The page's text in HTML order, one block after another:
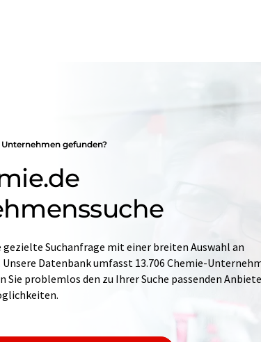
gefunden?
Suchanfrage mit einer breiten Auswahl an
Datenbank umfasst 13.706 Chemie-
Sie problemlos den zu Ihrer Suche passenden